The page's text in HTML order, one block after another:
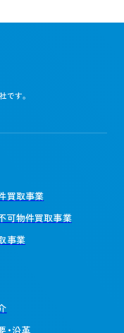
です。
買取事業
可物件買取事業
事業
・沿革